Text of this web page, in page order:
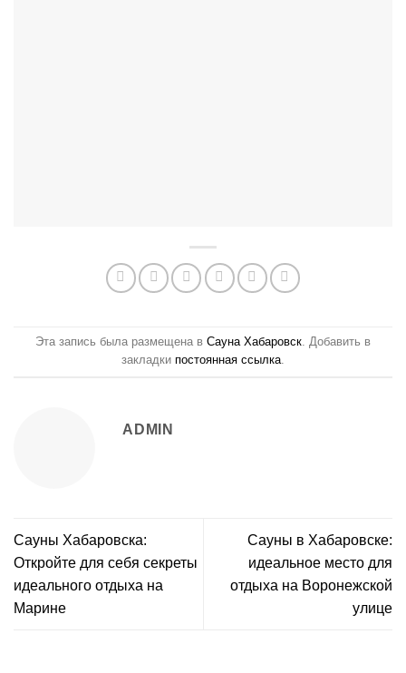
Эта запись была размещена в Сауна Хабаровск. Добавить в
закладки постоянная ссылка.
ADMIN
Сауны Хабаровска:
Откройте для себя секреты
идеального отдыха на
Марине
Сауны в Хабаровске:
идеальное место для
отдыха на Воронежской
улице